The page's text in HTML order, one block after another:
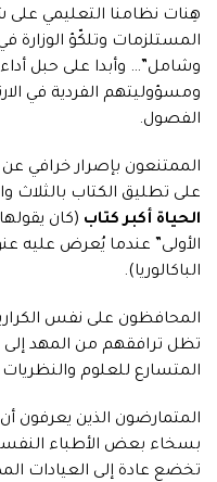
هِنات نظامنا التعليمي
المستلزمات وتلكّؤ الوزارة
وشامل”… وأبدا على حبل
ومسؤوليتهم الفردية في
الفصول.
الممتنعون بإصرار خرافي
على تطليق الكتاب بالثلاث
الحياة أكبر كتاب (كان
الأولى” عندما يُعرض عليه
الباكالوريا).
المحافظون على نفس
تظل ترافقهم من المهد إلى
المتسارع للعلوم والنظريات
المتمارضون الذين يعرفون
بسخاء بعض الأطباء
تخضع عادة إلى العيادات